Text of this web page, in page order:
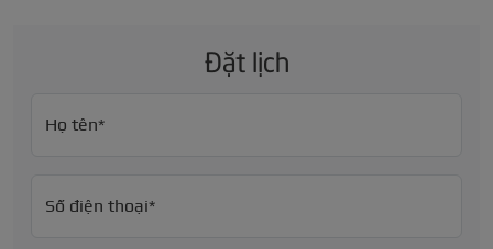
Đặt lịch
Họ tên*
Số điện thoại*